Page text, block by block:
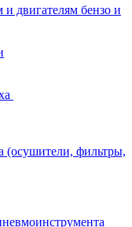
и двигателям бензо и
(осушители, фильтры,